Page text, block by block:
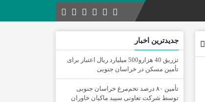
جدیدترین اخبار
تزریق 40 هزارو500 میلیارد ریال اعتبار برای
تأمین مسکن در خراسان جنوبی
تأمین ۸۰ درصد تخم‌مرغ خراسان جنوبی
توسط شرکت تعاونی سپید ماکیان خاوران